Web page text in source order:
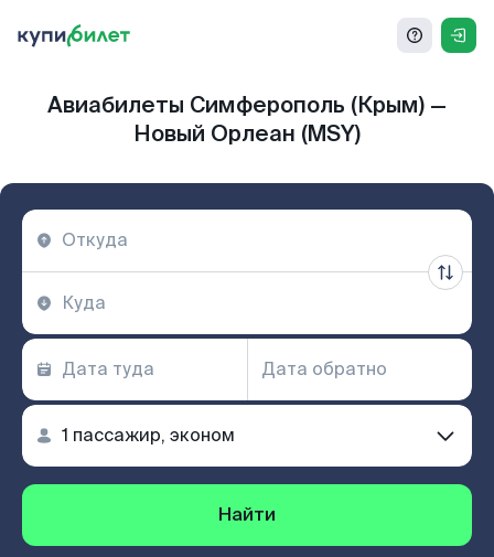
Авиабилеты Симферополь (Крым) —
Новый Орлеан (MSY)
Найти